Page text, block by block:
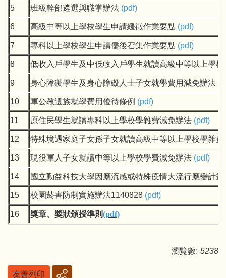
5 班級幹部遴選與職掌辦法 (pdf)
6 高級中等以上學校學生申請緩徵作業要點 (pdf)
7 專科以上學校學生申請儘後召集作業要點 (pdf)
8 低收入戶學生及中低收入戶學生就讀高級中等以上學
9 身心障礙學生及身心障礙人士子女就學費用減免辦法
10 軍公教遺族就學費用優待條例 (pdf)
11 原住民學生就讀專科以上學校學雜費減免辦法 (pdf)
12 特殊境遇家庭子女孫子女就讀高級中等以上學校學雜
13 現役軍人子女就讀中等以上學校學費減免辦法 (pdf)
14 國立勤益科技大學因應流感或特殊疫情大流行應變計
15 校園菸害防制實施辦法1140828 (pdf)
16 獎章、獎狀頒授準則(pdf)
瀏覽數: 5238
友善列印